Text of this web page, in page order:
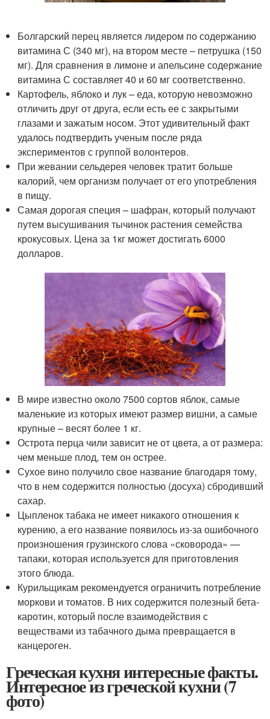
Болгарский перец является лидером по содержанию
витамина С (340 мг), на втором месте – петрушка (150
мг). Для сравнения в лимоне и апельсине содержание
витамина С составляет 40 и 60 мг соответственно.
Картофель, яблоко и лук – еда, которую невозможно
отличить друг от друга, если есть ее с закрытыми
глазами и зажатым носом. Этот удивительный факт
удалось подтвердить ученым после ряда
экспериментов с группой волонтеров.
При жевании сельдерея человек тратит больше
калорий, чем организм получает от его употребления
в пищу.
Самая дорогая специя – шафран, который получают
путем высушивания тычинок растения семейства
крокусовых. Цена за 1кг может достигать 6000
долларов.
В мире известно около 7500 сортов яблок, самые
маленькие из которых имеют размер вишни, а самые
крупные – весят более 1 кг.
Острота перца чили зависит не от цвета, а от размера:
чем меньше плод, тем он острее.
Сухое вино получило свое название благодаря тому,
что в нем содержится полностью (досуха) сбродивший
сахар.
Цыпленок табака не имеет никакого отношения к
курению, а его название появилось из-за ошибочного
произношения грузинского слова «сковорода» —
тапаки, которая используется для приготовления
этого блюда.
Курильщикам рекомендуется ограничить потребление
моркови и томатов. В них содержится полезный бета-
каротин, который после взаимодействия с
веществами из табачного дыма превращается в
канцероген.
Греческая кухня интересные факты.
Интересное из греческой кухни (7
фото)